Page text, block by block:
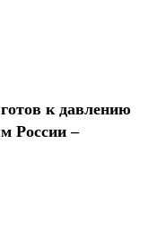
к давлению
России –